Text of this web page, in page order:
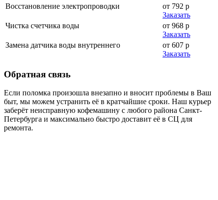
Восстановление электропроводки
от 792 р
Заказать
Чистка счетчика воды
от 968 р
Заказать
Замена датчика воды внутреннего
от 607 р
Заказать
Обратная связь
Если поломка произошла внезапно и вносит проблемы в Ваш
быт, мы можем устранить её в кратчайшие сроки. Наш курьер
заберёт неисправную кофемашину с любого района Санкт-
Петербурга и максимально быстро доставит её в СЦ для
ремонта.